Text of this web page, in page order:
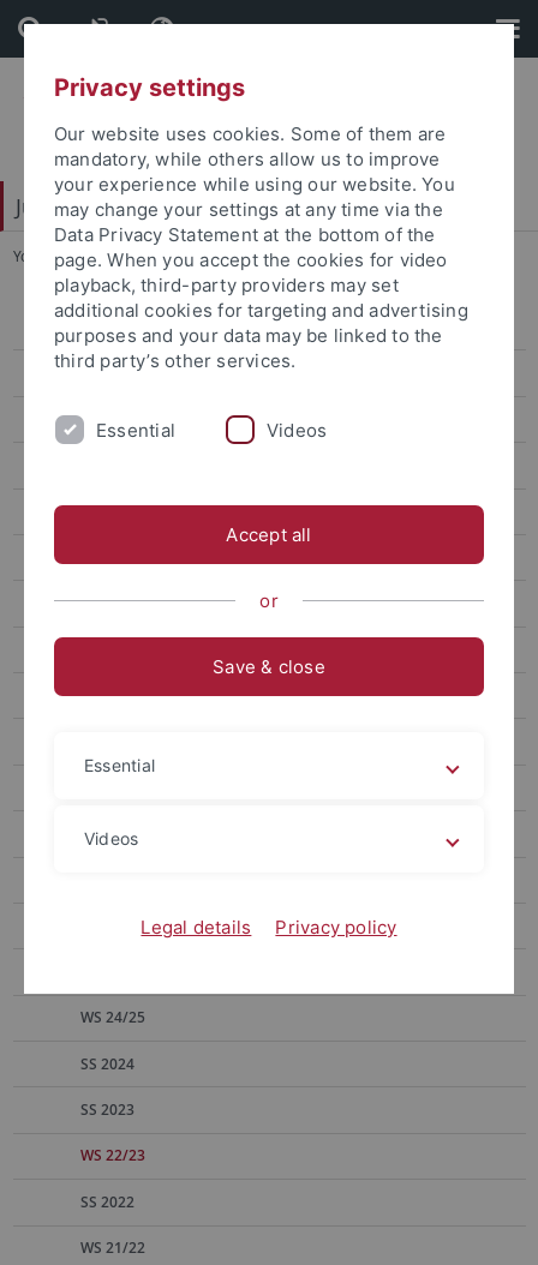
Skip
to
content
Skip
to
footer
Juristische Fakultät
You are here: Startseite ... Kriminologie I: Makrokriminologie
Lehrstühle Bürgerliches Recht
Lehrstühle Öffentliches Recht
Lehrstühle Strafrecht
Hecker
Heinrich
Kinzig
Lebenslauf
Lehrveranstaltungen
WS 25/26
WS 24/25
SS 2024
SS 2023
WS 22/23
SS 2022
WS 21/22
Privacy settings
Our website uses cookies. Some of them are
mandatory, while others allow us to improve
your experience while using our website. You
may change your settings at any time via the
Data Privacy Statement at the bottom of the
page. When you accept the cookies for video
playback, third-party providers may set
additional cookies for targeting and advertising
purposes and your data may be linked to the
third party’s other services.
Essential Videos
Accept all
or
Save & close
Essential
Videos
Legal details Privacy policy